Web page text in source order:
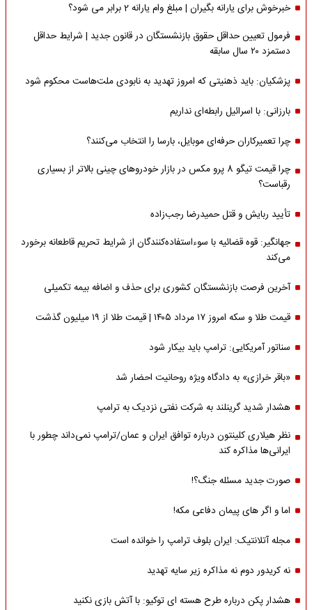
خبرخوش برای یارانه بگیران | مبلغ وام یارانه 2 برابر می شود؟
فرمول تعیین حداقل حقوق بازنشستگان در قانون جدید | شرایط حداقل
دستمزد ۲۰ سال سابقه
پزشکیان: باید ذهنیتی که امروز تهدید به نابودی ملت‌هاست محکوم شود
بارزانی: با اسرائیل رابطه‌ای نداریم
چرا تعمیرکاران حرفه‌ای موبایل، بارسا را انتخاب می‌کنند؟
چرا قیمت تیگو 8 پرو مکس در بازار خودروهای چینی بالاتر از بسیاری
رقباست؟
تأیید ربایش و قتل حمیدرضا رجب‌زاده
جهانگیر: قوه قضائیه با سوءاستفاده‌کنندگان از شرایط تحریم قاطعانه برخورد
می‌کند
آخرین فرصت بازنشستگان کشوری برای حذف و اضافه بیمه تکمیلی
قیمت طلا و سکه امروز ۱۷ مرداد ۱۴۰۵ | قیمت طلا از ۱۹ میلیون گذشت
سناتور آمریکایی: ترامپ باید بیکار شود
«باقر خرازی» به دادگاه ویژه روحانیت احضار شد
هشدار شدید گرینلند به شرکت نفتی نزدیک به ترامپ
نظر هیلاری کلینتون درباره توافق ایران و عمان/ترامپ نمی‌داند چطور با
ایرانی‌ها مذاکره کند
صورت جدید مسئله جنگ؟!
اما و اگر های پیمان دفاعی مکه!
مجله آتلانتیک: ایران بلوف ترامپ را خوانده است
نه کریدور دوم نه مذاکره زیر سایه تهدید
هشدار پکن درباره طرح هسته ای توکیو: با آتش بازی نکنید